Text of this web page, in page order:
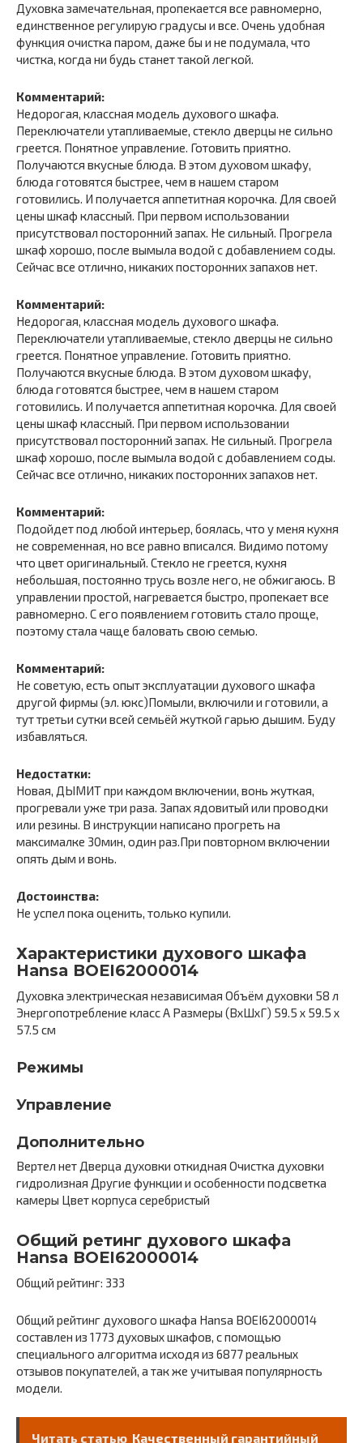
Духовка замечательная, пропекается все равномерно,
единственное регулирую градусы и все. Очень удобная
функция очистка паром, даже бы и не подумала, что
чистка, когда ни будь станет такой легкой.
Комментарий:
Недорогая, классная модель духового шкафа.
Переключатели утапливаемые, стекло дверцы не сильно
греется. Понятное управление. Готовить приятно.
Получаются вкусные блюда. В этом духовом шкафу,
блюда готовятся быстрее, чем в нашем старом
готовились. И получается аппетитная корочка. Для своей
цены шкаф классный. При первом использовании
присутствовал посторонний запах. Не сильный. Прогрела
шкаф хорошо, после вымыла водой с добавлением соды.
Сейчас все отлично, никаких посторонних запахов нет.
Комментарий:
Недорогая, классная модель духового шкафа.
Переключатели утапливаемые, стекло дверцы не сильно
греется. Понятное управление. Готовить приятно.
Получаются вкусные блюда. В этом духовом шкафу,
блюда готовятся быстрее, чем в нашем старом
готовились. И получается аппетитная корочка. Для своей
цены шкаф классный. При первом использовании
присутствовал посторонний запах. Не сильный. Прогрела
шкаф хорошо, после вымыла водой с добавлением соды.
Сейчас все отлично, никаких посторонних запахов нет.
Комментарий:
Подойдет под любой интерьер, боялась, что у меня кухня
не современная, но все равно вписался. Видимо потому
что цвет оригинальный. Стекло не греется, кухня
небольшая, постоянно трусь возле него, не обжигаюсь. В
управлении простой, нагревается быстро, пропекает все
равномерно. С его появлением готовить стало проще,
поэтому стала чаще баловать свою семью.
Комментарий:
Не советую, есть опыт эксплуатации духового шкафа
другой фирмы (эл. юкс)Помыли, включили и готовили, а
тут третьи сутки всей семьёй жуткой гарью дышим. Буду
избавляться.
Недостатки:
Новая, ДЫМИТ при каждом включении, вонь жуткая,
прогревали уже три раза. Запах ядовитый или проводки
или резины. В инструкции написано прогреть на
максималке 30мин, один раз.При повторном включении
опять дым и вонь.
Достоинства:
Не успел пока оценить, только купили.
Характеристики духового шкафа
Hansa BOEI62000014
Духовка электрическая независимая Объём духовки 58 л
Энергопотребление класс A Размеры (ВхШхГ) 59.5 х 59.5 x
57.5 см
Режимы
Управление
Дополнительно
Вертел нет Дверца духовки откидная Очистка духовки
гидролизная Другие функции и особенности подсветка
камеры Цвет корпуса серебристый
Общий ретинг духового шкафа
Hansa BOEI62000014
Общий рейтинг: 333
Общий рейтинг духового шкафа Hansa BOEI62000014
составлен из 1773 духовых шкафов, с помощью
специального алгоритма исходя из 6877 реальных
отзывов покупателей, а так же учитывая популярность
модели.
Читать статью Качественный гарантийный